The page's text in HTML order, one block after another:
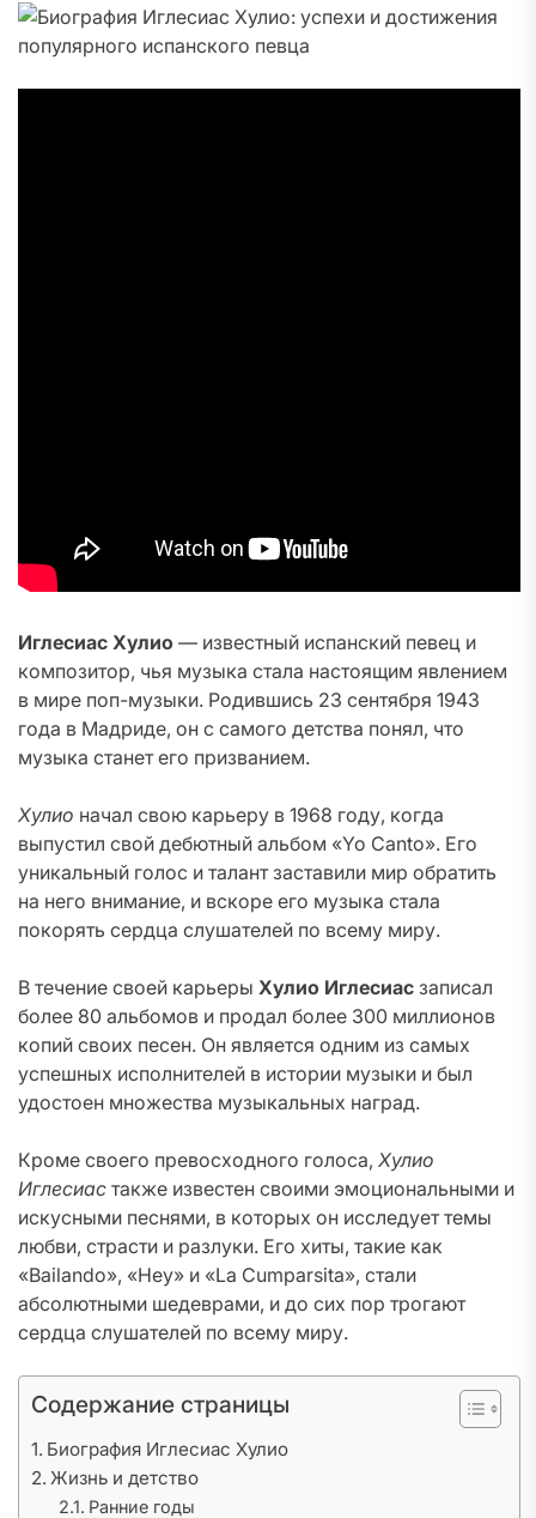
Иглесиас Хулио — известный испанский певец и
композитор, чья музыка стала настоящим явлением
в мире поп-музыки. Родившись 23 сентября 1943
года в Мадриде, он с самого детства понял, что
музыка станет его призванием.
Хулио начал свою карьеру в 1968 году, когда
выпустил свой дебютный альбом «Yo Canto». Его
уникальный голос и талант заставили мир обратить
на него внимание, и вскоре его музыка стала
покорять сердца слушателей по всему миру.
В течение своей карьеры Хулио Иглесиас записал
более 80 альбомов и продал более 300 миллионов
копий своих песен. Он является одним из самых
успешных исполнителей в истории музыки и был
удостоен множества музыкальных наград.
Кроме своего превосходного голоса, Хулио
Иглесиас также известен своими эмоциональными и
искусными песнями, в которых он исследует темы
любви, страсти и разлуки. Его хиты, такие как
«Bailando», «Hey» и «La Cumparsita», стали
абсолютными шедеврами, и до сих пор трогают
сердца слушателей по всему миру.
Содержание страницы
Биография Иглесиас Хулио
Жизнь и детство
Ранние годы